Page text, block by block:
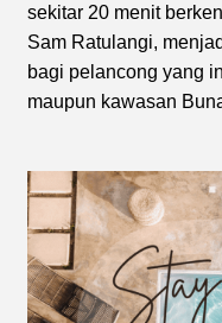
sekitar 20 menit
Sam Ratulangi,
bagi pelancong yang
maupun kawasan